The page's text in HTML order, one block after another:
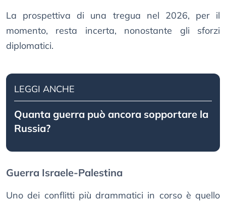
La prospettiva di una tregua nel 2026, per il
momento, resta incerta, nonostante gli sforzi
diplomatici.
LEGGI ANCHE
Quanta guerra può ancora sopportare la
Russia?
Guerra Israele-Palestina
Uno dei conflitti più drammatici in corso è quello